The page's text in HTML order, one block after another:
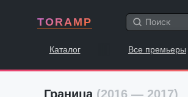
TORAMP
Каталог Все премьеры
Граница (2016 — 2017)